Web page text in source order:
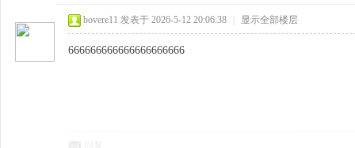
bovere11 发表于 2026-5-12 20:06:38 显示全部楼层
666666666666666666666